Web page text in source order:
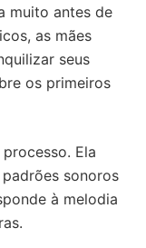
muito antes de
as mães
seus
os primeiros
Ela
sonoros
à melodia